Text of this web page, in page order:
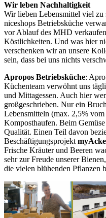
Wir leben Nachhaltigkeit
Wir lieben Lebensmittel viel zu
niceshops Betriebsküche
vor Ablauf des MHD
Köstlichkeiten. Und was hier
verschenken wir an unsere
sein, dass bei uns nichts
Apropos Betriebsküche:
Küchenteam verwöhnt uns
und Mittagessen. Auch hier
großgeschrieben. Nur ein
Lebensmitteln (max. 2,5%
Komposthaufen. Beim
Qualität. Einen Teil davon
Beschäftigungsprojekt
Frische Kräuter und Beeren
sehr zur Freude unserer
die vielen blühenden Pflanzen